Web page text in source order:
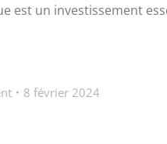
est un investissement
8 février 2024